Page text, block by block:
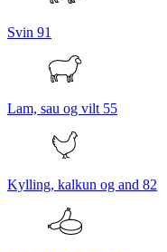
Svin 91
Lam, sau og vilt 55
Kylling, kalkun og and 82